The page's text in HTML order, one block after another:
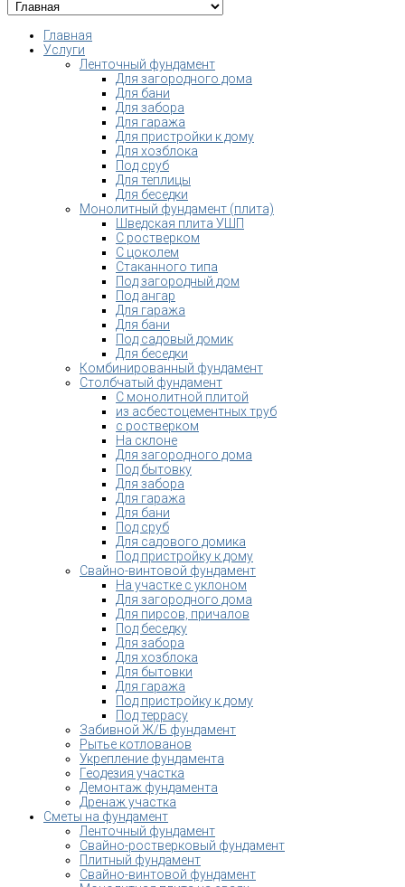
Главная
Услуги
Ленточный фундамент
Для загородного дома
Для бани
Для забора
Для гаража
Для пристройки к дому
Для хозблока
Под сруб
Для теплицы
Для беседки
Монолитный фундамент (плита)
Шведская плита УШП
С ростверком
С цоколем
Стаканного типа
Под загородный дом
Под ангар
Для гаража
Для бани
Под садовый домик
Для беседки
Комбинированный фундамент
Столбчатый фундамент
С монолитной плитой
из асбестоцементных труб
с ростверком
На склоне
Для загородного дома
Под бытовку
Для забора
Для гаража
Для бани
Под сруб
Для садового домика
Под пристройку к дому
Свайно-винтовой фундамент
На участке с уклоном
Для загородного дома
Для пирсов, причалов
Под беседку
Для забора
Для хозблока
Для бытовки
Для гаража
Под пристройку к дому
Под террасу
Забивной Ж/Б фундамент
Рытье котлованов
Укрепление фундамента
Геодезия участка
Демонтаж фундамента
Дренаж участка
Сметы на фундамент
Ленточный фундамент
Свайно-ростверковый фундамент
Плитный фундамент
Свайно-винтовой фундамент